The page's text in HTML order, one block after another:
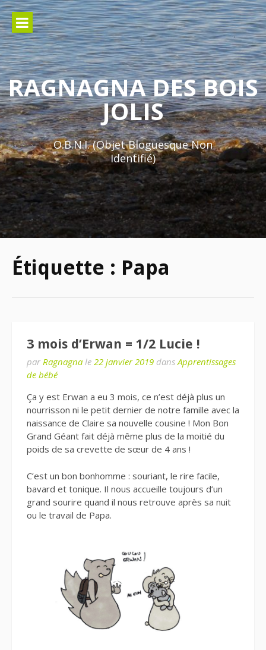
Aller
au
contenu
RAGNAGNA DES BOIS
JOLIS
O.B.N.I. (Objet Bloguesque Non
Identifié)
Étiquette : Papa
3 mois d’Erwan = 1/2 Lucie !
par Ragnagna le 22 janvier 2019 dansApprentissages
de bébé
Ça y est Erwan a eu 3 mois, ce n’est déjà plus un
nourrisson ni le petit dernier de notre famille avec la
naissance de Claire sa nouvelle cousine ! Mon Bon
Grand Géant fait déjà même plus de la moitié du
poids de sa crevette de sœur de 4 ans !
C’est un bon bonhomme : souriant, le rire facile,
bavard et tonique. Il nous accueille toujours d’un
grand sourire quand il nous retrouve après sa nuit
ou le travail de Papa.